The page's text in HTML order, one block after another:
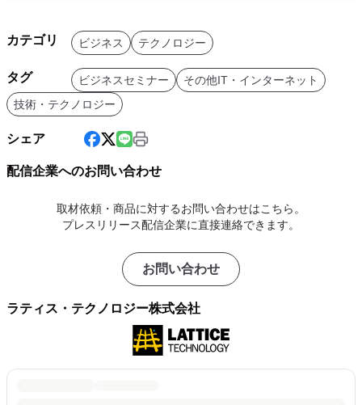
カテゴリ ビジネス テクノロジー
タグ ビジネスセミナー
その他IT・インターネット
技術・テクノロジー
シェア
配信企業へのお問い合わせ
取材依頼・商品に対するお問い合わせはこちら。
プレスリリース配信企業に直接連絡できます。
お問い合わせ
ラティス・テクノロジー株式会社